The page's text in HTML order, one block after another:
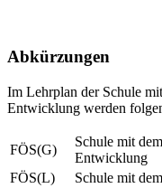
Abkürzungen
Im Lehrplan der Schule
Entwicklung werden
FÖS(G)
Schule mit
Entwicklung
FÖS(L)
Schule mit